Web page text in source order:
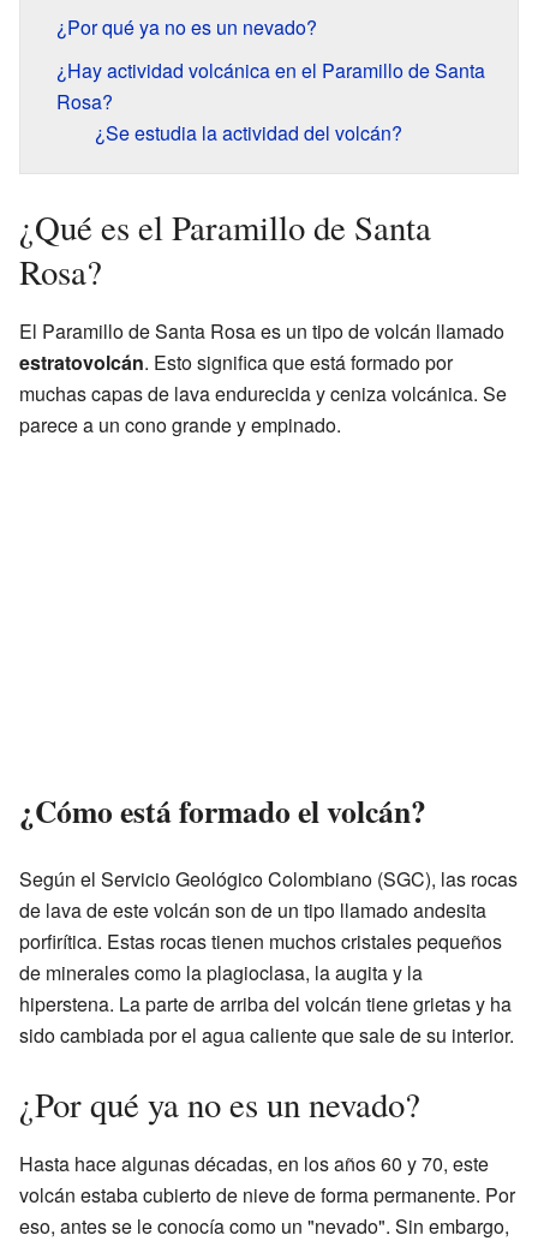
¿Por qué ya no es un nevado?
¿Hay actividad volcánica en el Paramillo de Santa
Rosa?
¿Se estudia la actividad del volcán?
¿Qué es el Paramillo de Santa
Rosa?
El Paramillo de Santa Rosa es un tipo de volcán llamado
estratovolcán. Esto significa que está formado por
muchas capas de lava endurecida y ceniza volcánica. Se
parece a un cono grande y empinado.
¿Cómo está formado el volcán?
Según el Servicio Geológico Colombiano (SGC), las rocas
de lava de este volcán son de un tipo llamado andesita
porfirítica. Estas rocas tienen muchos cristales pequeños
de minerales como la plagioclasa, la augita y la
hiperstena. La parte de arriba del volcán tiene grietas y ha
sido cambiada por el agua caliente que sale de su interior.
¿Por qué ya no es un nevado?
Hasta hace algunas décadas, en los años 60 y 70, este
volcán estaba cubierto de nieve de forma permanente. Por
eso, antes se le conocía como un "nevado". Sin embargo,